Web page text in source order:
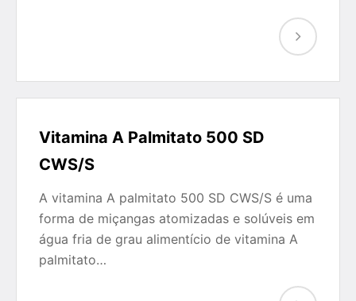
Vitamina A Palmitato 500 SD
CWS/S
A vitamina A palmitato 500 SD CWS/S é uma
forma de miçangas atomizadas e solúveis em
água fria de grau alimentício de vitamina A
palmitato…